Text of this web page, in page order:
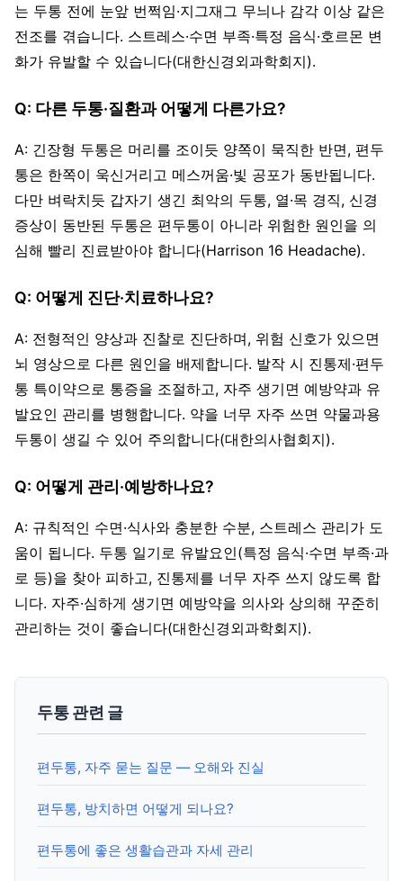
는 두통 전에 눈앞 번쩍임·지그재그 무늬나 감각 이상 같은
전조를 겪습니다. 스트레스·수면 부족·특정 음식·호르몬 변
화가 유발할 수 있습니다(대한신경외과학회지).
Q: 다른 두통·질환과 어떻게 다른가요?
A: 긴장형 두통은 머리를 조이듯 양쪽이 묵직한 반면, 편두
통은 한쪽이 욱신거리고 메스꺼움·빛 공포가 동반됩니다.
다만 벼락치듯 갑자기 생긴 최악의 두통, 열·목 경직, 신경
증상이 동반된 두통은 편두통이 아니라 위험한 원인을 의
심해 빨리 진료받아야 합니다(Harrison 16 Headache).
Q: 어떻게 진단·치료하나요?
A: 전형적인 양상과 진찰로 진단하며, 위험 신호가 있으면
뇌 영상으로 다른 원인을 배제합니다. 발작 시 진통제·편두
통 특이약으로 통증을 조절하고, 자주 생기면 예방약과 유
발요인 관리를 병행합니다. 약을 너무 자주 쓰면 약물과용
두통이 생길 수 있어 주의합니다(대한의사협회지).
Q: 어떻게 관리·예방하나요?
A: 규칙적인 수면·식사와 충분한 수분, 스트레스 관리가 도
움이 됩니다. 두통 일기로 유발요인(특정 음식·수면 부족·과
로 등)을 찾아 피하고, 진통제를 너무 자주 쓰지 않도록 합
니다. 자주·심하게 생기면 예방약을 의사와 상의해 꾸준히
관리하는 것이 좋습니다(대한신경외과학회지).
두통 관련 글
편두통, 자주 묻는 질문 — 오해와 진실
편두통, 방치하면 어떻게 되나요?
편두통에 좋은 생활습관과 자세 관리